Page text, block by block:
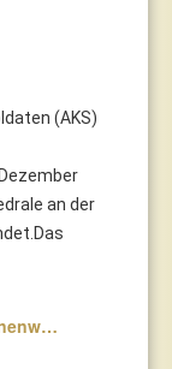
(AKS)
an der